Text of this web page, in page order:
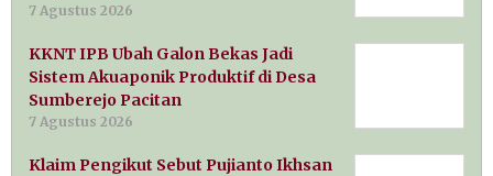
7 Agustus 2026
KKNT IPB Ubah Galon Bekas Jadi
Sistem Akuaponik Produktif di Desa
Sumberejo Pacitan
7 Agustus 2026
Klaim Pengikut Sebut Pujianto Ikhsan